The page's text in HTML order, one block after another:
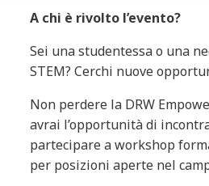
A chi è rivolto l’evento?
Sei una studentessa o una
STEM? Cerchi nuove
Non perdere la DRW
avrai l’opportunità di
partecipare a workshop
per posizioni aperte nel